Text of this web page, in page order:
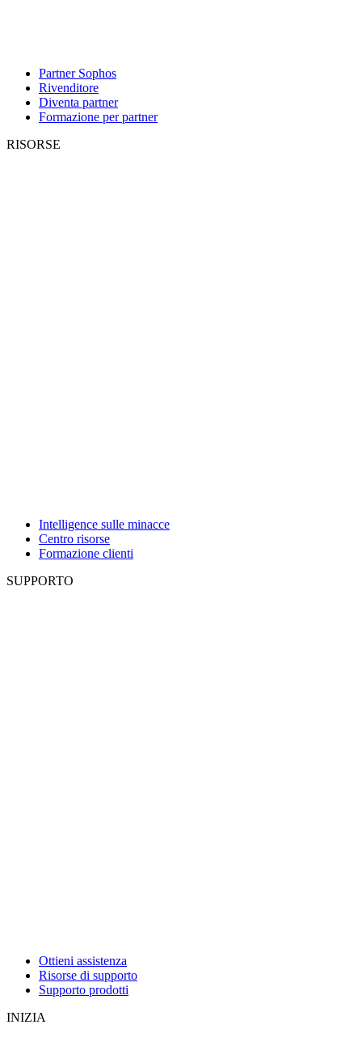
Partner Sophos
Rivenditore
Diventa partner
Formazione per partner
RISORSE
Intelligence sulle minacce
Centro risorse
Formazione clienti
SUPPORTO
Ottieni assistenza
Risorse di supporto
Supporto prodotti
INIZIA